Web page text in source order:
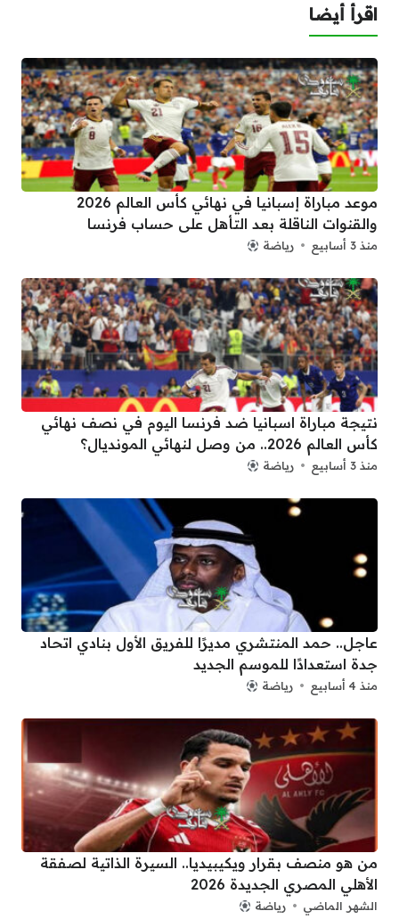
اقرأ أيضا
موعد مباراة إسبانيا في نهائي كأس العالم 2026
والقنوات الناقلة بعد التأهل على حساب فرنسا
منذ 3 أسابيع رياضة
نتيجة مباراة اسبانيا ضد فرنسا اليوم في نصف نهائي
كأس العالم 2026.. من وصل لنهائي المونديال؟
منذ 3 أسابيع رياضة
عاجل.. حمد المنتشري مديرًا للفريق الأول بنادي اتحاد
جدة استعدادًا للموسم الجديد
منذ 4 أسابيع رياضة
من هو منصف بقرار ويكيبيديا.. السيرة الذاتية لصفقة
الأهلي المصري الجديدة 2026
الشهر الماضي رياضة